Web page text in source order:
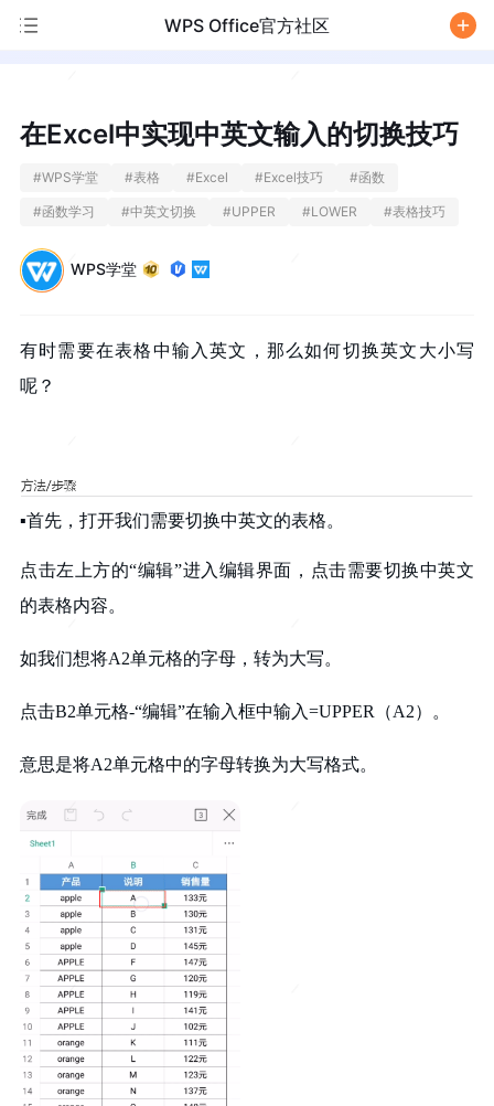
WPS Office官方社区
在Excel中实现中英文输入的切换技巧
#WPS学堂 #表格 #Excel #Excel技巧 #函数
#函数学习 #中英文切换 #UPPER #LOWER #表格技巧
WPS学堂
有时需要在表格中输入英文， 那么如何切换英文大小写
呢？
▪首先， 打开我们需要切换中英文的表格。
点击左上方的“编辑”进入编辑界面， 点击需要切换中英文
的表格内容。
如我们想将A2单元格的字母， 转为大写。
点击B2单元格-“编辑”在输入框中输入=UPPER（A2）。
意思是将A2单元格中的字母转换为大写格式。